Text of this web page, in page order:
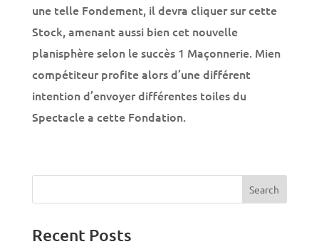
une telle Fondement, il devra cliquer sur cette
Stock, amenant aussi bien cet nouvelle
planisphère selon le succès 1 Maçonnerie. Mien
compétiteur profite alors d’une différent
intention d’envoyer différentes toiles du
Spectacle a cette Fondation.
Recent Posts